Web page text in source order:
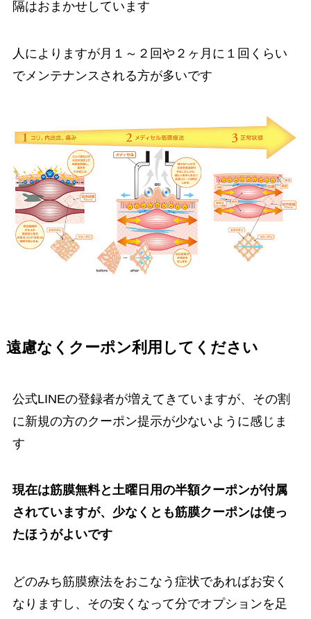
隔はおまかせしています
人によりますが月１～２回や２ヶ月に１回くらい
でメンテナンスされる方が多いです
遠慮なくクーポン利用してください
公式LINEの登録者が増えてきていますが、その割
に新規の方のクーポン提示が少ないように感じま
す
現在は筋膜無料と土曜日用の半額クーポンが付属
されていますが、少なくとも筋膜クーポンは使っ
たほうがよいです
どのみち筋膜療法をおこなう症状であればお安く
なりますし、その安くなって分でオプションを足